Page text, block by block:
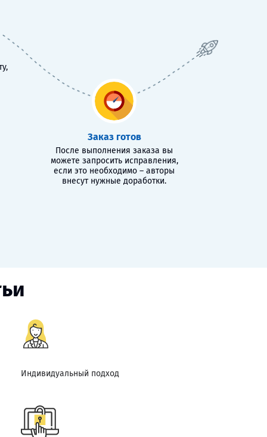
Заказ готов
После выполнения заказа вы
можете запросить исправления,
если это необходимо – авторы
внесут нужные доработки.
Индивидуальный подход